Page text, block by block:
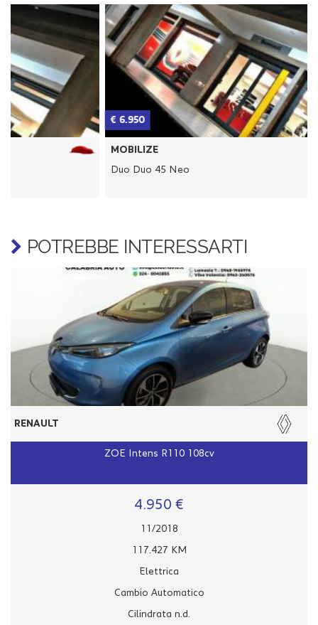
€ 6.950
POTREBBE INTERESSARTI
RENAULT
ZOE Intens R110 108cv
4.950 €
11/2018
117.427 KM
Elettrica
Cambio Automatico
Cilindrata n.d.